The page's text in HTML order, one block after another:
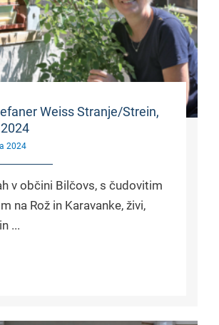
Weiss Stranje/Strein,
2024
v občini Bilčovs, s čudovitim
na Rož in Karavanke, živi,
...